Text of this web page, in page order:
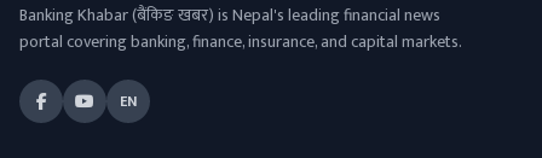
Banking Khabar (बैंकिङ खबर) is Nepal's leading financial news
portal covering banking, finance, insurance, and capital markets.
EN